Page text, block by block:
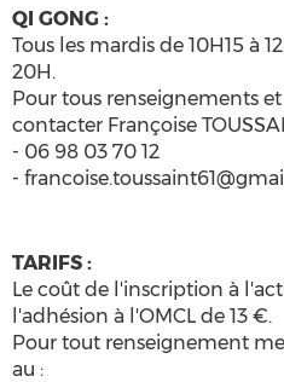
QI GONG :
Tous les mardis de 10H15 à
20H.
Pour tous renseignements
contacter Françoise
- 06 98 03 70 12
-
TARIFS :
Le coût de l'inscription à
l'adhésion à l'OMCL de 13 €.
Pour tout renseignement
au :